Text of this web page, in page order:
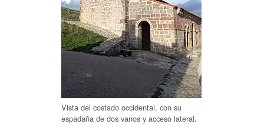
Vista del costado occidental, con su
espadaña de dos vanos y acceso lateral.